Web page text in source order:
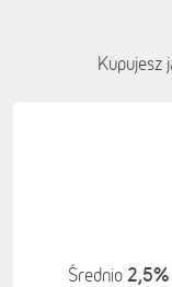
Kupujesz
Średnio 2,5%